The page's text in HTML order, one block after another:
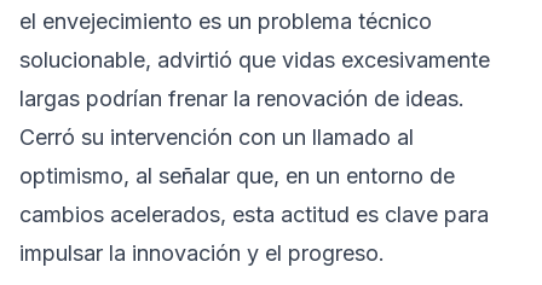
el envejecimiento es un problema técnico
solucionable, advirtió que vidas excesivamente
largas podrían frenar la renovación de ideas.
Cerró su intervención con un llamado al
optimismo, al señalar que, en un entorno de
cambios acelerados, esta actitud es clave para
impulsar la innovación y el progreso.